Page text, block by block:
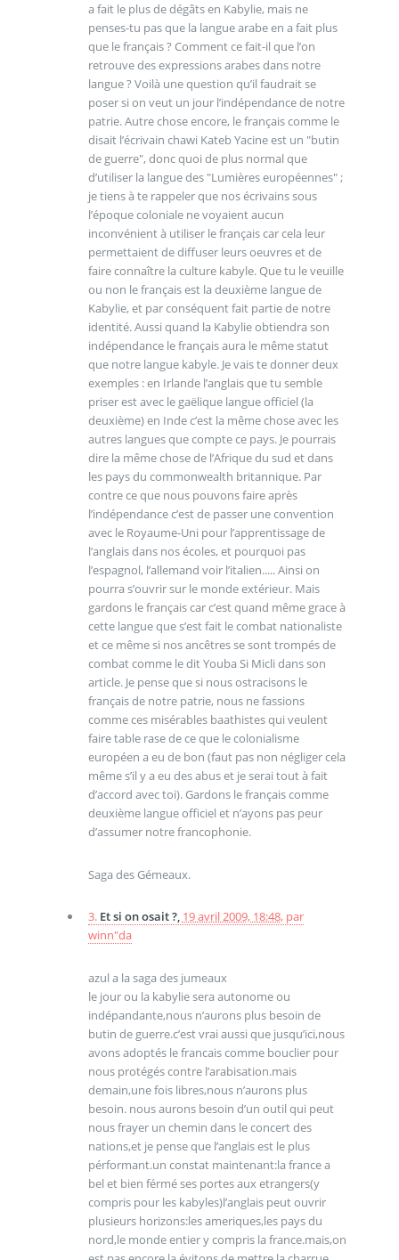
a fait le plus de dégâts en Kabylie, mais ne
penses-tu pas que la langue arabe en a fait plus
que le français ? Comment ce fait-il que l’on
retrouve des expressions arabes dans notre
langue ? Voilà une question qu’il faudrait se
poser si on veut un jour l’indépendance de notre
patrie. Autre chose encore, le français comme le
disait l’écrivain chawi Kateb Yacine est un "butin
de guerre", donc quoi de plus normal que
d’utiliser la langue des "Lumières européennes" ;
je tiens à te rappeler que nos écrivains sous
l’époque coloniale ne voyaient aucun
inconvénient à utiliser le français car cela leur
permettaient de diffuser leurs oeuvres et de
faire connaître la culture kabyle. Que tu le veuille
ou non le français est la deuxième langue de
Kabylie, et par conséquent fait partie de notre
identité. Aussi quand la Kabylie obtiendra son
indépendance le français aura le même statut
que notre langue kabyle. Je vais te donner deux
exemples : en Irlande l’anglais que tu semble
priser est avec le gaëlique langue officiel (la
deuxième) en Inde c’est la même chose avec les
autres langues que compte ce pays. Je pourrais
dire la même chose de l’Afrique du sud et dans
les pays du commonwealth britannique. Par
contre ce que nous pouvons faire après
l’indépendance c’est de passer une convention
avec le Royaume-Uni pour l’apprentissage de
l’anglais dans nos écoles, et pourquoi pas
l’espagnol, l’allemand voir l’italien..... Ainsi on
pourra s’ouvrir sur le monde extérieur. Mais
gardons le français car c’est quand même grace à
cette langue que s’est fait le combat nationaliste
et ce même si nos ancêtres se sont trompés de
combat comme le dit Youba Si Micli dans son
article. Je pense que si nous ostracisons le
français de notre patrie, nous ne fassions
comme ces misérables baathistes qui veulent
faire table rase de ce que le colonialisme
européen a eu de bon (faut pas non négliger cela
même s’il y a eu des abus et je serai tout à fait
d’accord avec toi). Gardons le français comme
deuxième langue officiel et n’ayons pas peur
d’assumer notre francophonie.
Saga des Gémeaux.
3. Et si on osait ?, 19 avril 2009, 18:48, par
winn"da
azul a la saga des jumeaux
le jour ou la kabylie sera autonome ou
indépandante,nous n’aurons plus besoin de
butin de guerre.c’est vrai aussi que jusqu’ici,nous
avons adoptés le francais comme bouclier pour
nous protégés contre l’arabisation.mais
demain,une fois libres,nous n’aurons plus
besoin. nous aurons besoin d’un outil qui peut
nous frayer un chemin dans le concert des
nations,et je pense que l’anglais est le plus
pérformant.un constat maintenant:la france a
bel et bien férmé ses portes aux etrangers(y
compris pour les kabyles)l’anglais peut ouvrir
plusieurs horizons:les ameriques,les pays du
nord,le monde entier y compris la france.mais,on